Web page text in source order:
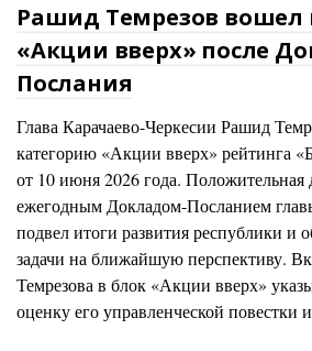
Рашид Темрезов вошел
«Акции вверх» после
Послания
Глава Карачаево-Черкесии Рашид
категорию «Акции вверх» рейтинга
от 10 июня 2026 года. Положительная
ежегодным Докладом-Посланием
подвел итоги развития республики и
задачи на ближайшую перспективу.
Темрезова в блок «Акции вверх»
оценку его управленческой